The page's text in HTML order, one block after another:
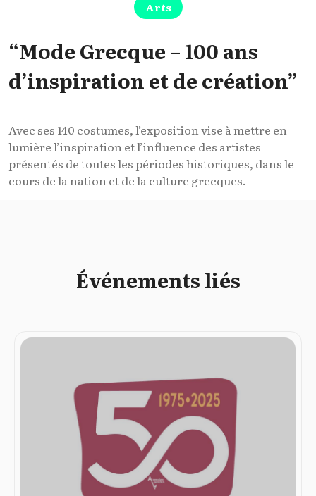
Arts
“Mode Grecque – 100 ans
d’inspiration et de création”
Avec ses 140 costumes, l’exposition vise à mettre en
lumière l’inspiration et l’influence des artistes
présentés de toutes les périodes historiques, dans le
cours de la nation et de la culture grecques.
Événements liés